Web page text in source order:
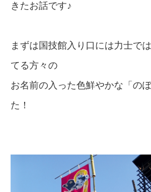
きたお話です♪
まずは国技館入り口には力士で
てる方々の
お名前の入った色鮮やかな「の
た！